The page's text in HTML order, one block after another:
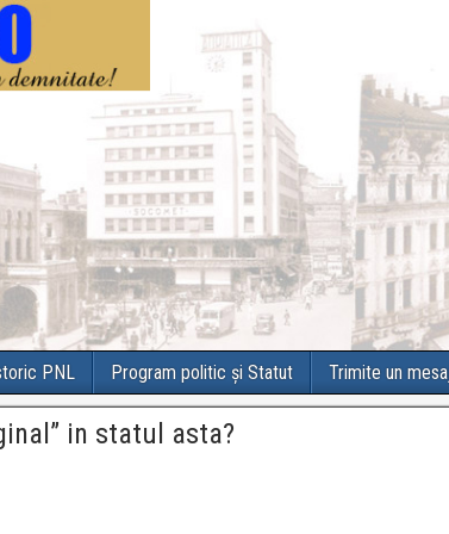
PNL Program politic și Statut Trimite un
in statul asta?